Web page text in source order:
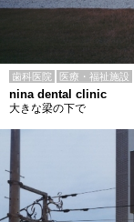
歯科医院 医療・福祉施設
nina dental clinic
大きな梁の下で